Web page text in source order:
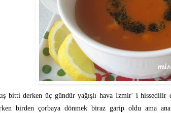
bitti derken üç gündür yağışlı hava İzmir' i hissedilir
birden çorbaya dönmek biraz garip oldu ama